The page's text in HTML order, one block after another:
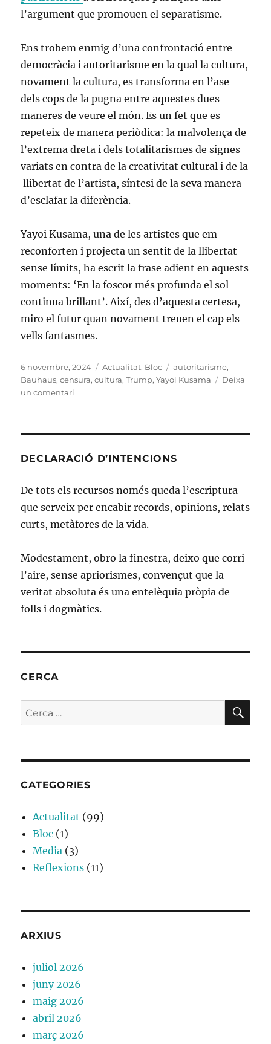
l’argument que promouen el separatisme.
Ens trobem enmig d’una confrontació entre
democràcia i autoritarisme en la qual la cultura,
novament la cultura, es transforma en l’ase
dels cops de la pugna entre aquestes dues
maneres de veure el món. Es un fet que es
repeteix de manera periòdica: la malvolença de
l’extrema dreta i dels totalitarismes de signes
variats en contra de la creativitat cultural i de la
llibertat de l’artista, síntesi de la seva manera
d’esclafar la diferència.
Yayoi Kusama, una de les artistes que em
reconforten i projecta un sentit de la llibertat
sense límits, ha escrit la frase adient en aquests
moments: ‘En la foscor més profunda el sol
continua brillant’. Així, des d’aquesta certesa,
miro el futur quan novament treuen el cap els
vells fantasmes.
Publicat
el
6 novembre, 2024 Categories
Actualitat, Bloc Etiquetes
autoritarisme,
Bauhaus,censura,cultura,Trump,Yayoi Kusama
Deixa
un comentari
DECLARACIÓ D’INTENCIONS
De tots els recursos només queda l’escriptura
que serveix per encabir records, opinions, relats
curts, metàfores de la vida.
Modestament, obro la finestra, deixo que corri
l’aire, sense apriorismes, convençut que la
veritat absoluta és una entelèquia pròpia de
folls i dogmàtics.
CERCA
Cerca:
CATEGORIES
Actualitat (99)
Bloc (1)
Media (3)
Reflexions (11)
ARXIUS
juliol 2026
juny 2026
maig 2026
abril 2026
març 2026